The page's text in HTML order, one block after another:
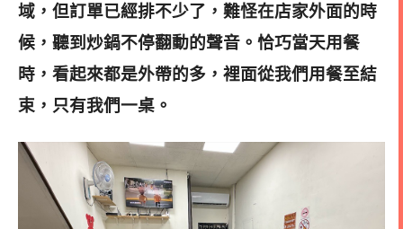
域，但訂單已經排不少了，難怪在店家外面的時
候，聽到炒鍋不停翻動的聲音。 恰巧當天用餐
時，看起來都是外帶的多，裡面從我們用餐至結
束，只有我們一桌。